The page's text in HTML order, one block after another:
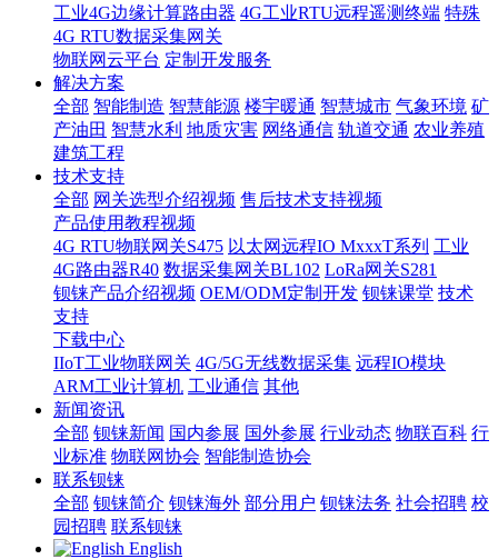
工业4G边缘计算路由器 4G工业RTU远程遥测终端 特殊
4G RTU数据采集网关
物联网云平台 定制开发服务
解决方案
全部 智能制造 智慧能源 楼宇暖通 智慧城市 气象环境 矿
产油田 智慧水利 地质灾害 网络通信 轨道交通 农业养殖
建筑工程
技术支持
全部 网关选型介绍视频 售后技术支持视频
产品使用教程视频
4G RTU物联网关S475 以太网远程IO MxxxT系列 工业
4G路由器R40 数据采集网关BL102 LoRa网关S281
钡铼产品介绍视频 OEM/ODM定制开发 钡铼课堂 技术
支持
下载中心
IIoT工业物联网关 4G/5G无线数据采集 远程IO模块
ARM工业计算机 工业通信 其他
新闻资讯
全部 钡铼新闻 国内参展 国外参展 行业动态 物联百科 行
业标准 物联网协会 智能制造协会
联系钡铼
全部 钡铼简介 钡铼海外 部分用户 钡铼法务 社会招聘 校
园招聘 联系钡铼
English